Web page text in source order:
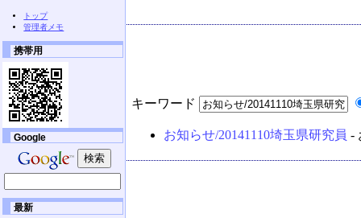
キーワード
お知らせ/20141110埼玉県研究員 -
トップ
管理者メモ
携帯用
Google
最新